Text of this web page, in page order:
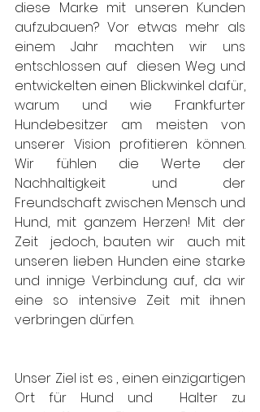
diese Marke mit unseren Kunden
aufzubauen? Vor etwas mehr als
einem Jahr machten wir uns
entschlossen auf  diesen Weg und
entwickelten einen Blickwinkel dafür,
warum und wie Frankfurter
Hundebesitzer am meisten von
unserer Vision profitieren können.
Wir fühlen die Werte der
Nachhaltigkeit und der
Freundschaft zwischen Mensch und
Hund, mit ganzem Herzen! Mit der
Zeit  jedoch, bauten wir  auch mit
unseren lieben Hunden eine starke
und innige Verbindung auf, da wir
eine so intensive Zeit mit ihnen
verbringen dürfen.
Unser Ziel ist es , einen einzigartigen
Ort für Hund und  Halter zu